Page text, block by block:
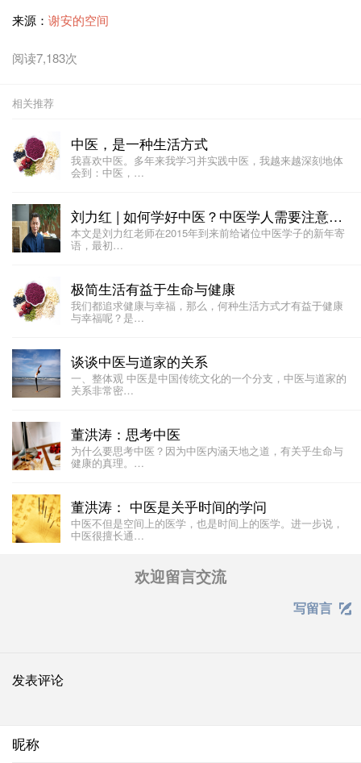
来源： 谢安的空间
阅读7,183次
相关推荐
中医，是一种生活方式
我喜欢中医。多年来我学习并实践中医，我越来越深刻地体
会到：中医，…
刘力红 | 如何学好中医？中医学人需要注意这几点
本文是刘力红老师在2015年到来前给诸位中医学子的新年寄
语，最初…
极简生活有益于生命与健康
我们都追求健康与幸福，那么，何种生活方式才有益于健康
与幸福呢？是…
谈谈中医与道家的关系
一、整体观 中医是中国传统文化的一个分支，中医与道家的
关系非常密…
董洪涛：思考中医
为什么要思考中医？因为中医内涵天地之道，有关乎生命与
健康的真理。…
董洪涛： 中医是关乎时间的学问
中医不但是空间上的医学，也是时间上的医学。进一步说，
中医很擅长通…
欢迎留言交流
写留言 
发表评论
昵称